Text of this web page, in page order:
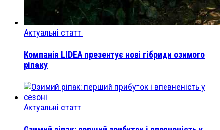
Актуальні статті
Компанія LIDEA презентує нові гібриди озимого
ріпаку
Актуальні статті